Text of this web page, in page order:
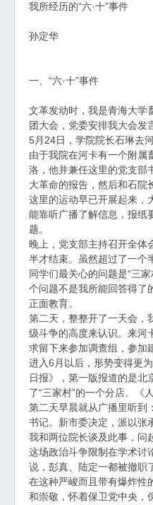
我所经历的“六·十”事件
孙定华
一、“六·十”事件
文革发动时，我是青海大学
团大会，党委安排我大会发
5月24日，学院院长石琳去
由于我院在河卡有一个附属
洛，他并兼任这里的党支部
大革命的报告，然后和石院
这里的运动早已开展起来，
能靠听广播了解信息，报纸
题。
晚上，党支部主持召开全体
半才结束。虽然超过了一个
同学们最关心的问题是“三
个问题不是我所能回答得了
正面教育。
第二天，整整开了一天会，
级斗争的高度来认识。来河
求留下来参加调查组，参加
进入6月以后，形势变得更
日报》，第一版报道的是
了“三家村”的一个分店。《
第二天早晨就从广播里听到
书记。新市委决定，派以张
我和两位院长谈及此事，问
这场政治斗争限制在学术讨
说，彭真、陆定一都被撤职
在这种严峻而且带有爆炸性
和崇敬，怀着保卫党中央，